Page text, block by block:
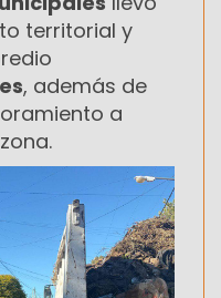
territorial y
, además de
a